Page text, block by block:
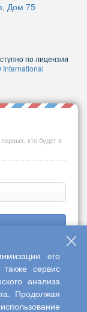
Дом 75
по лицензии
International
кто будет в
«Интерактив
его
сервис
анализа
Продолжая